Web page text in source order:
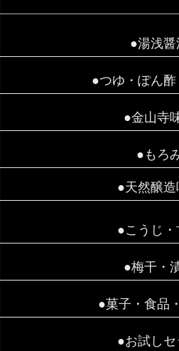
●湯浅醤
●つゆ・ぽん
●金山寺
●もろ
●天然醸造
●こうじ・
●梅干・
●菓子・食品
●お試しセ